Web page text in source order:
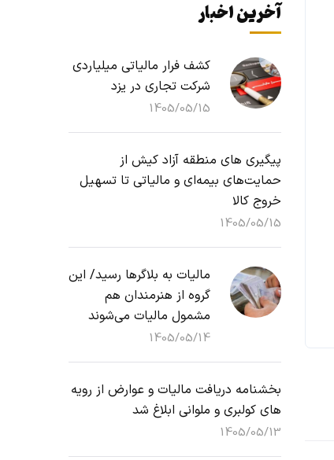
آخرین اخبار
کشف فرار مالیاتی میلیاردی
شرکت تجاری در یزد
1405/05/15
پیگیری های منطقه آزاد کیش از
حمایت‌های بیمه‌ای و مالیاتی تا تسهیل
خروج کالا
1405/05/15
مالیات به بلاگرها رسید/ این
گروه از هنرمندان هم
مشمول مالیات می‌شوند
1405/05/14
بخشنامه دریافت مالیات و عوارض از رویه
های کولبری و ملوانی ابلاغ شد
1405/05/13